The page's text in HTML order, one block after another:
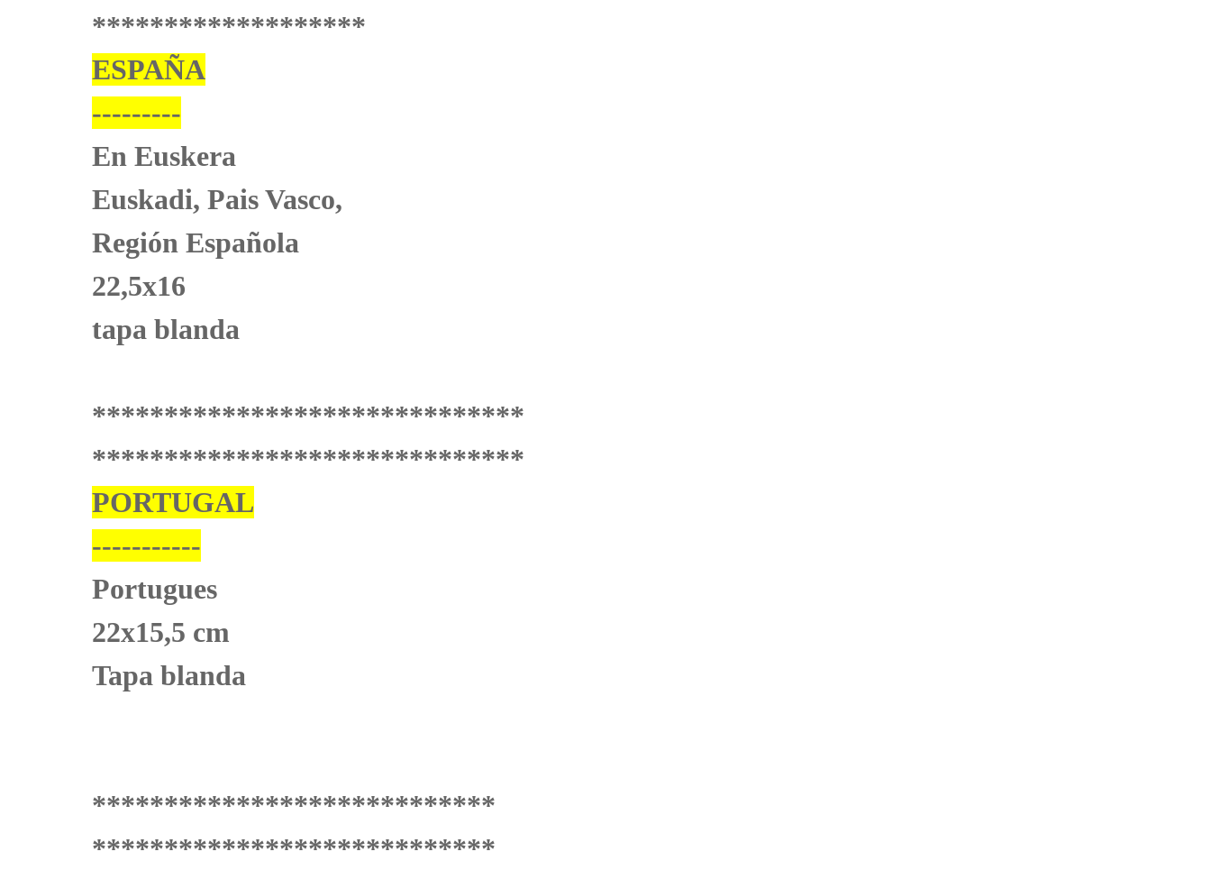
*******************
ESPAÑA
---------
En Euskera
Euskadi, Pais Vasco,
Región Española
22,5x16
tapa blanda
******************************
******************************
PORTUGAL
-----------
Portugues
22x15,5 cm
Tapa blanda
****************************
****************************